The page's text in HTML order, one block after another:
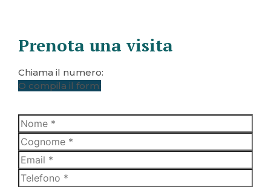
Prenota una visita
Chiama il numero:
O compila il form: